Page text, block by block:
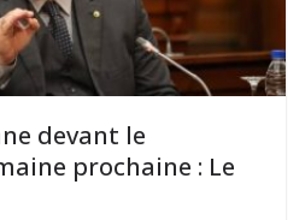
devant le
prochaine : Le